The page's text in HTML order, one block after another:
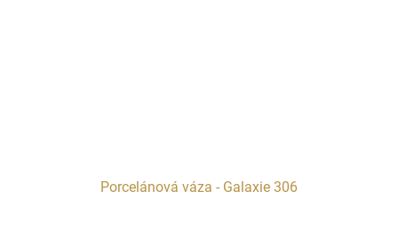
Porcelánová váza - Galaxie 306